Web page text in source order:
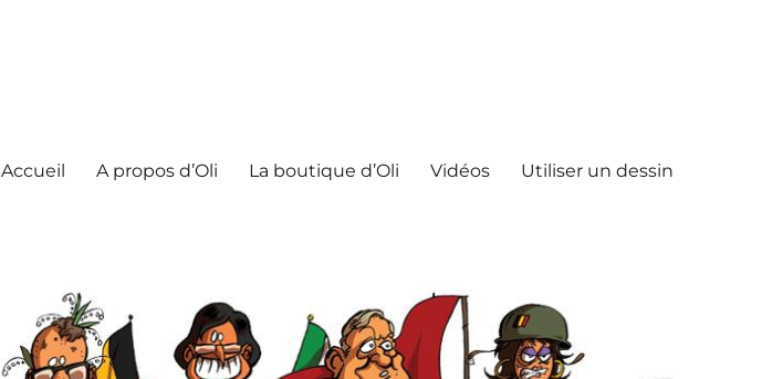
Accueil A propos d’Oli La boutique d’Oli Vidéos Utiliser un dessin